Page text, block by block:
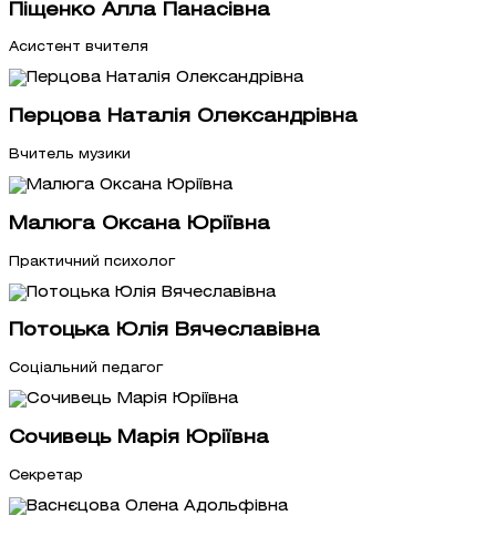
Піщенко Алла Панасівна
Асистент вчителя
Перцова Наталія Олександрівна
Вчитель музики
Малюга Оксана Юріївна
Практичний психолог
Потоцька Юлія Вячеславівна
Соціальний педагог
Сочивець Марія Юріївна
Секретар